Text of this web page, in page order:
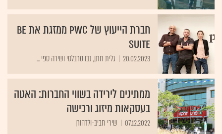
חברת הייעוץ של PwC ממזגת את BE
Suite
20.02.2023 גלית חתן, נבו טרבלסי ושירה ספי ...
ממתינים לירידה בשווי החברות: האטה
בעסקאות מיזוג ורכישה
07.12.2022 שירי חביב-ולדהורן